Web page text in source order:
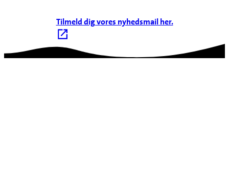
Tilmeld dig vores nyhedsmail her.